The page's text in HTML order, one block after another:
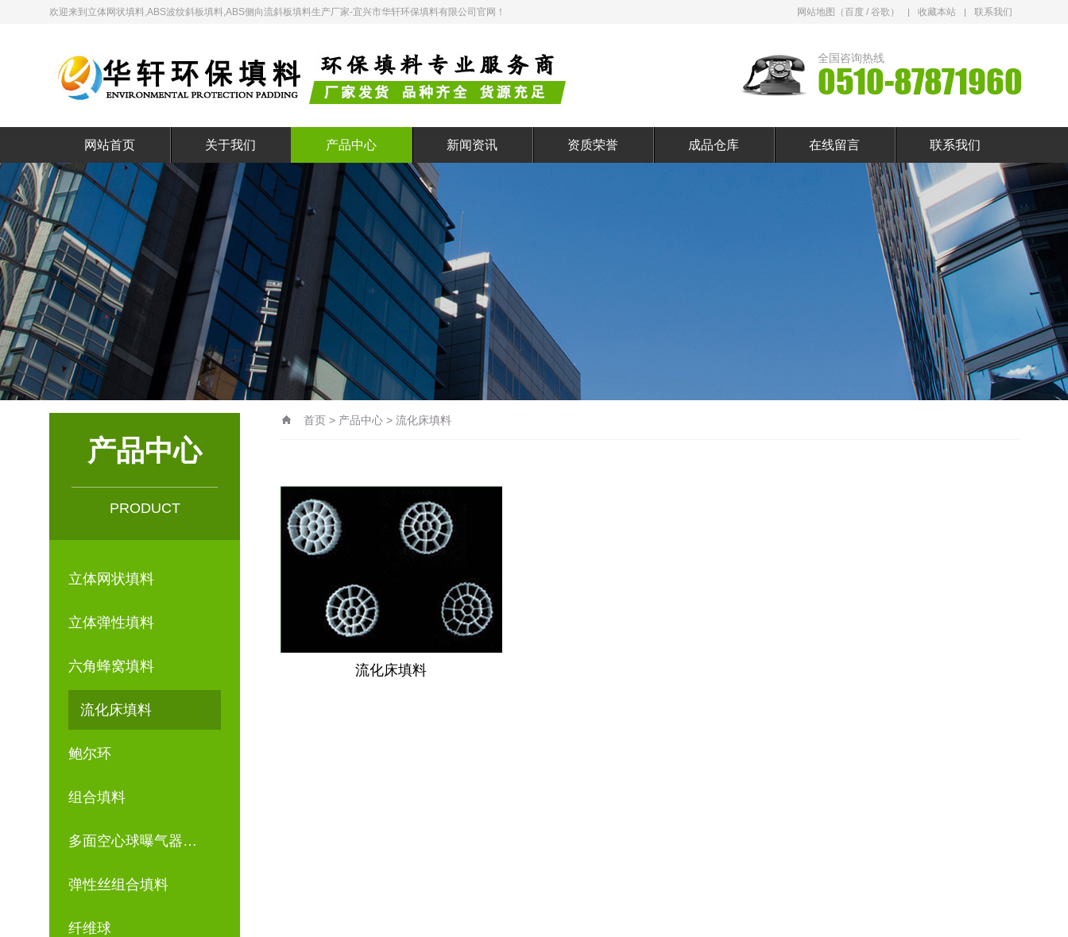
欢迎来到立体网状填料,ABS波纹斜板填料,ABS侧向流斜板填料生产厂家-宜兴市华轩环保填料有限公司官网！ 网站地图（百度 / 谷歌 ） 收藏本站 联系我们
全国咨询热线
0510-87871960
网站首页 关于我们 产品中心 新闻资讯 资质荣誉 成品仓库 在线留言 联系我们
产品中心
PRODUCT
立体网状填料
立体弹性填料
六角蜂窝填料
流化床填料
鲍尔环
组合填料
多面空心球曝气器…
弹性丝组合填料
纤维球
首页 > 产品中心 > 流化床填料
流化床填料